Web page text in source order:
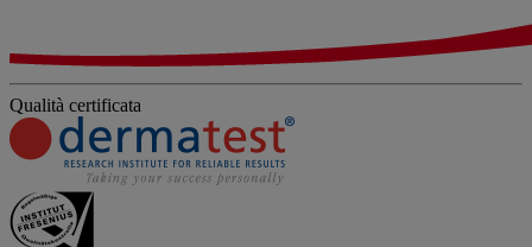
Qualità certificata